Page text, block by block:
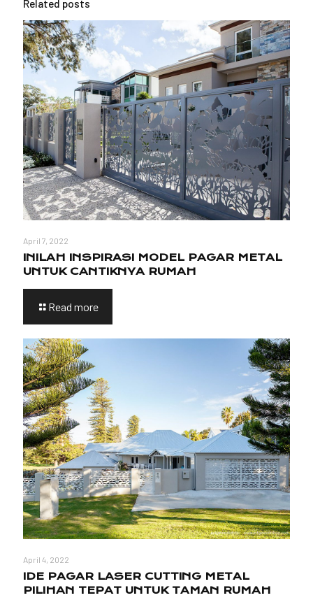
Related posts
April 7, 2022
INILAH INSPIRASI MODEL PAGAR METAL
UNTUK CANTIKNYA RUMAH
Read more
April 4, 2022
IDE PAGAR LASER CUTTING METAL
PILIHAN TEPAT UNTUK TAMAN RUMAH